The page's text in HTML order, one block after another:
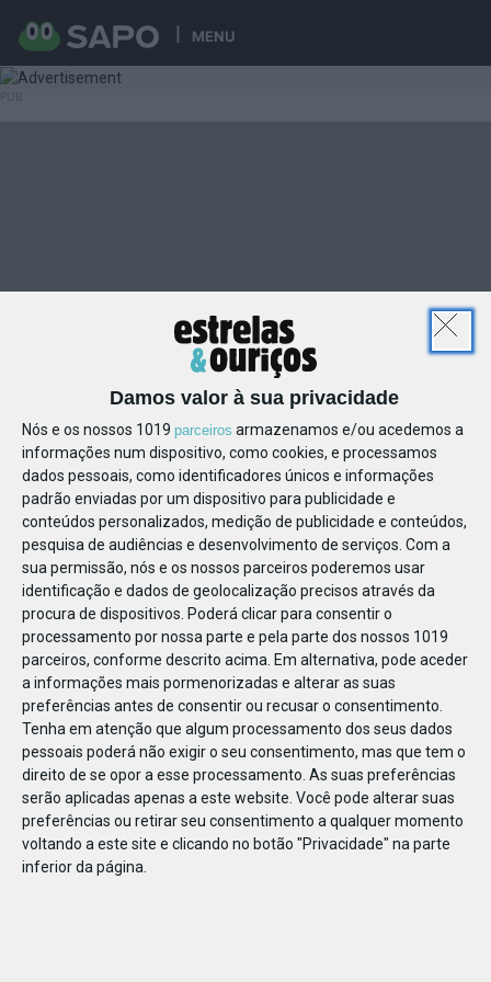
MENU
Damos valor à sua privacidade
Nós e os nossos 1019 parceiros armazenamos e/ou acedemos a
informações num dispositivo, como cookies, e processamos
dados pessoais, como identificadores únicos e informações
padrão enviadas por um dispositivo para publicidade e
conteúdos personalizados, medição de publicidade e conteúdos,
pesquisa de audiências e desenvolvimento de serviços. Com a
sua permissão, nós e os nossos parceiros poderemos usar
identificação e dados de geolocalização precisos através da
procura de dispositivos. Poderá clicar para consentir o
processamento por nossa parte e pela parte dos nossos 1019
parceiros, conforme descrito acima. Em alternativa, pode aceder
a informações mais pormenorizadas e alterar as suas
preferências antes de consentir ou recusar o consentimento.
Tenha em atenção que algum processamento dos seus dados
pessoais poderá não exigir o seu consentimento, mas que tem o
direito de se opor a esse processamento. As suas preferências
serão aplicadas apenas a este website. Você pode alterar suas
preferências ou retirar seu consentimento a qualquer momento
voltando a este site e clicando no botão "Privacidade" na parte
inferior da página.
118523818853904